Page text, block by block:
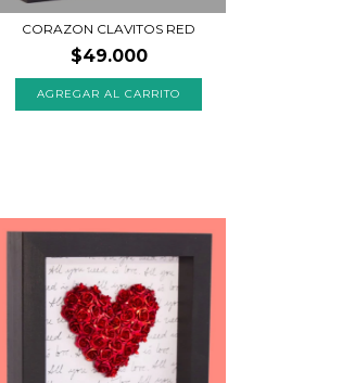
CORAZON CLAVITOS RED
$49.000
AGREGAR AL CARRITO